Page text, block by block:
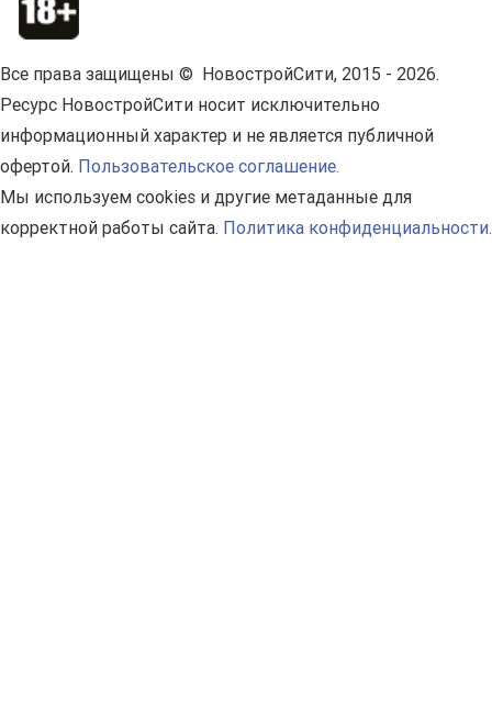
Все права защищены © НовостройСити, 2015 - 2026.
Ресурс НовостройСити носит исключительно
информационный характер и не является публичной
офертой. Пользовательское соглашение.
Мы используем cookies и другие метаданные для
корректной работы сайта. Политика конфиденциальности.